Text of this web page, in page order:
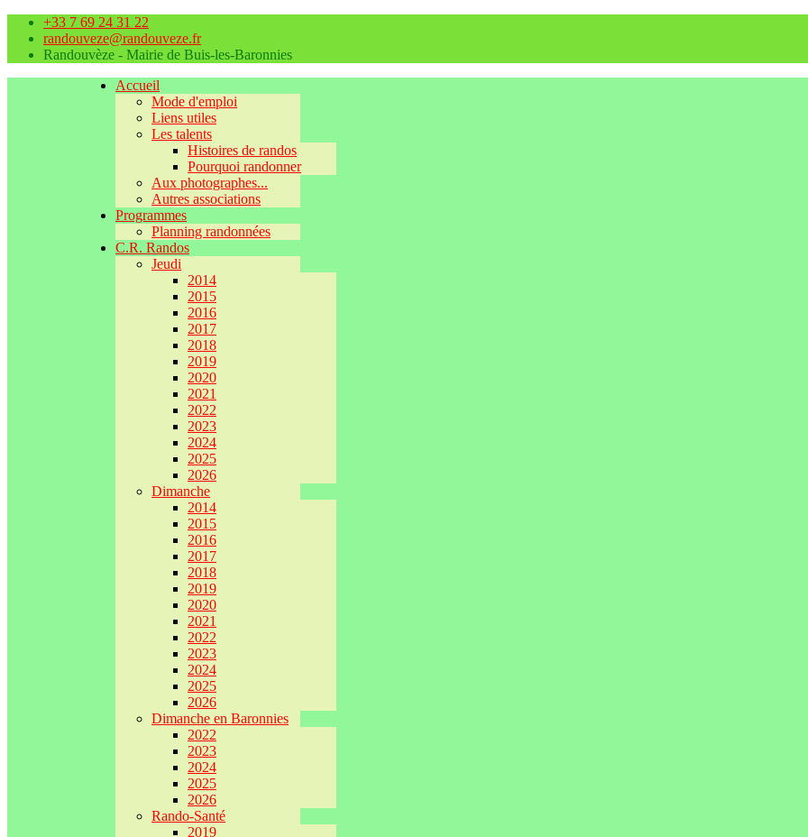
+33 7 69 24 31 22
randouveze@randouveze.fr
Randouvèze - Mairie de Buis-les-Baronnies
Accueil
Mode d'emploi
Liens utiles
Les talents
Histoires de randos
Pourquoi randonner
Aux photographes...
Autres associations
Programmes
Planning randonnées
C.R. Randos
Jeudi
2014
2015
2016
2017
2018
2019
2020
2021
2022
2023
2024
2025
2026
Dimanche
2014
2015
2016
2017
2018
2019
2020
2021
2022
2023
2024
2025
2026
Dimanche en Baronnies
2022
2023
2024
2025
2026
Rando-Santé
2019